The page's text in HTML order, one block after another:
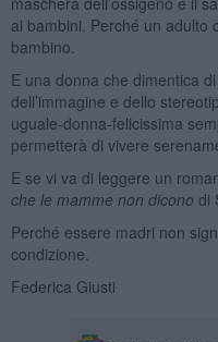
ai bambini. Perché un adulto
bambino.
E una donna che dimentica
dell’immagine e dello
uguale-donna-felicissima
permetterà di vivere
E se vi va di leggere un
che le mamme non dicono di
Perché essere madri non
condizione.
Federica Giusti